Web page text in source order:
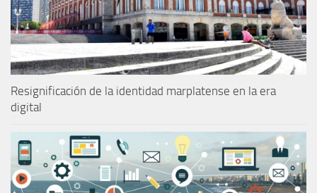
Resignificación de la identidad marplatense en la era
digital